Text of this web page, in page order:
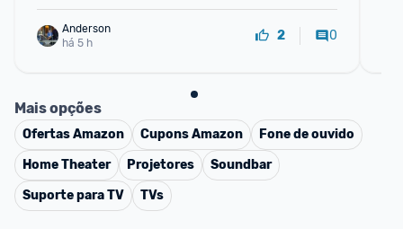
Anderson
há 5 h
2 0
Mais opções
OfertasAmazon CuponsAmazon
Fone de ouvido
Home Theater
Projetores
Soundbar
Suporte para TV
TVs